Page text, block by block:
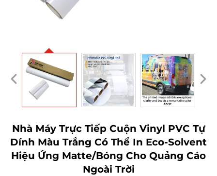
Nhà Máy Trực Tiếp Cuộn Vinyl PVC Tự
Dính Màu Trắng Có Thể In Eco-Solvent
Hiệu Ứng Matte/Bóng Cho Quảng Cáo
Ngoài Trời